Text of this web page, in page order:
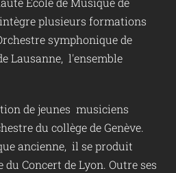
plusieurs formations
symphonique de
Lausanne, l'ensemble
de jeunes musiciens
du collège de Genève.
ancienne, il se produit
Concert de Lyon. Outre ses